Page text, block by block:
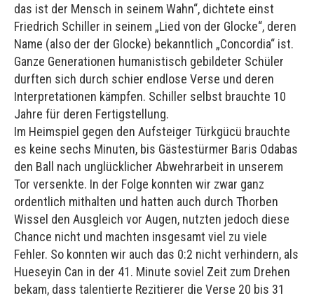
das ist der Mensch in seinem Wahn“, dichtete einst
Friedrich Schiller in seinem „Lied von der Glocke“, deren
Name (also der der Glocke) bekanntlich „Concordia“ ist.
Ganze Generationen humanistisch gebildeter Schüler
durften sich durch schier endlose Verse und deren
Interpretationen kämpfen. Schiller selbst brauchte 10
Jahre für deren Fertigstellung.
Im Heimspiel gegen den Aufsteiger Türkgücü brauchte
es keine sechs Minuten, bis Gästestürmer Baris Odabas
den Ball nach unglücklicher Abwehrarbeit in unserem
Tor versenkte. In der Folge konnten wir zwar ganz
ordentlich mithalten und hatten auch durch Thorben
Wissel den Ausgleich vor Augen, nutzten jedoch diese
Chance nicht und machten insgesamt viel zu viele
Fehler. So konnten wir auch das 0:2 nicht verhindern, als
Hueseyin Can in der 41. Minute soviel Zeit zum Drehen
bekam, dass talentierte Rezitierer die Verse 20 bis 31